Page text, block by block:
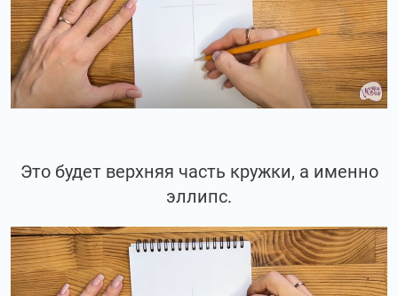
Это будет верхняя часть кружки, а именно
эллипс.